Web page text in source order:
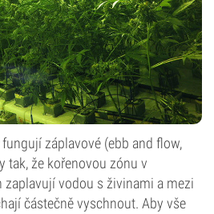
záplavové (ebb and flow,
tak, že kořenovou zónu v
zaplavují vodou s živinami a mezi
částečně vyschnout. Aby vše